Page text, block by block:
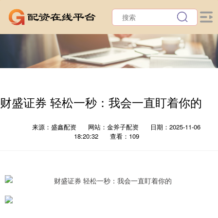
财盛证券 轻松一秒：我会一直盯着你的
来源：盛鑫配资 网站：金斧子配资
日期：2025-11-06
18:20:32
查看：109